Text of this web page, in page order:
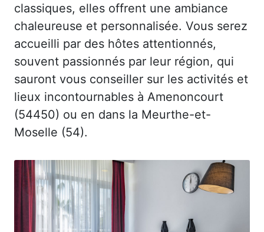
classiques, elles offrent une ambiance
chaleureuse et personnalisée. Vous serez
accueilli par des hôtes attentionnés,
souvent passionnés par leur région, qui
sauront vous conseiller sur les activités et
lieux incontournables à Amenoncourt
(54450) ou en dans la Meurthe-et-
Moselle (54).